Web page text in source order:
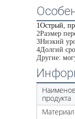
1Острый,
2Размер
3Низкий
4Долгий
Другие:
продукта
Материал